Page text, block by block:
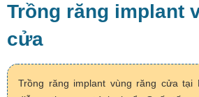
Trồng răng implant
cửa
Trồng răng implant vùng răng cửa tại